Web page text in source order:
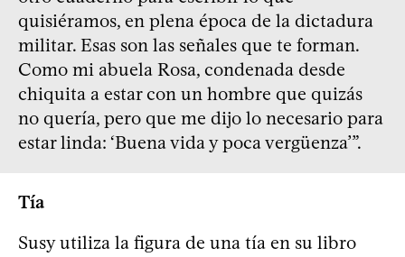
quisiéramos, en plena época de la dictadura
militar. Esas son las señales que te forman.
Como mi abuela Rosa, condenada desde
chiquita a estar con un hombre que quizás
no quería, pero que me dijo lo necesario para
estar linda: ‘Buena vida y poca vergüenza’”.
Tía
Susy utiliza la figura de una tía en su libro